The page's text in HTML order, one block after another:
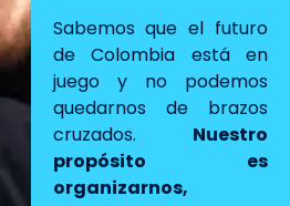
Sabemos que el futuro
de Colombia está en
juego y no podemos
quedarnos de brazos
cruzados. Nuestro
propósito es
organizarnos,